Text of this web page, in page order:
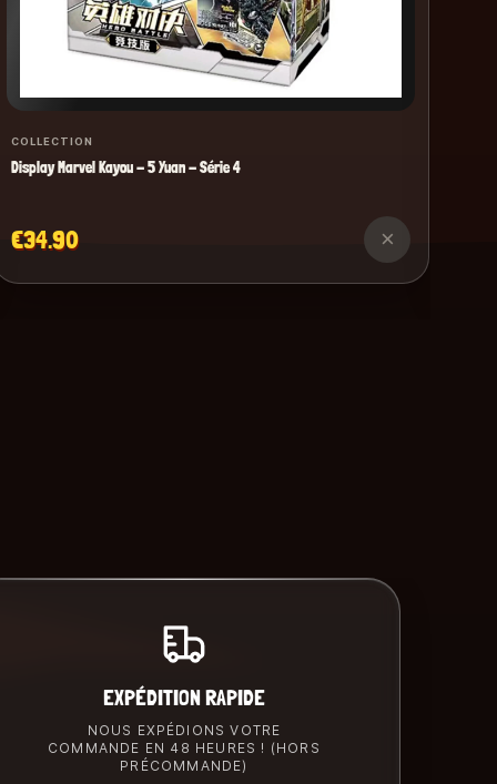
COLLECTION
Display Marvel Kayou - 5 Yuan - Série 4
€34.90 ×
EXPÉDITION RAPIDE
NOUS EXPÉDIONS VOTRE
COMMANDE EN 48 HEURES ! (HORS
PRÉCOMMANDE)